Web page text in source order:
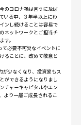
のコロナ禍は言うに及ば
いる中、３年半以上にわ
ンし続けることは容易で
ネットワークとご担当チ
す。
必要不可欠なイベントに
ることに、改めて敬意と
少なくなり、投資家もス
ができるようになりまし
チャーキャピタルやエン
より一層ご成長されるこ